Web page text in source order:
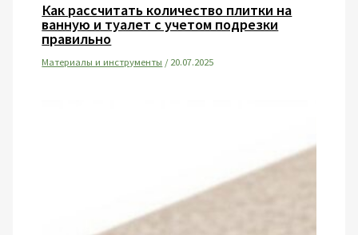
Как рассчитать количество плитки на
ванную и туалет с учетом подрезки
правильно
Материалы и инструменты /20.07.2025